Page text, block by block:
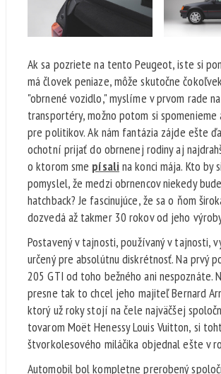
Ak sa pozriete na tento Peugeot, iste si
má človek peniaze, môže skutočne
"obrnené vozidlo," myslíme v prvom rade
transportéry, možno potom si spomenieme
pre politikov. Ak nám fantázia zájde ešte
ochotní prijať do obrnenej rodiny aj
o ktorom sme písalina konci mája. Kto by
pomyslel, že medzi obrnencov niekedy
hatchback? Je fascinujúce, že sa o ňom
dozvedá až takmer 30 rokov od jeho
Postavený v tajnosti, používaný v tajnosti,
určený pre absolútnu diskrétnosť. Na prvý
205 GTI od toho bežného ani nespoznáte.
presne tak to chcel jeho majiteľ Bernard
ktorý už roky stojí na čele najväčšej
tovarom Moët Henessy Louis Vuitton, si
štvorkolesového miláčika objednal ešte v
Automobil bol kompletne prerobený